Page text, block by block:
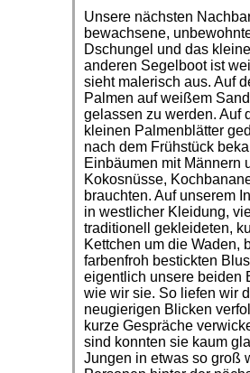
Unsere nächsten
bewachsene,
Dschungel und das
anderen Segelboot ist
sieht malerisch aus. Auf
Palmen auf weißem
gelassen zu werden. Auf
kleinen Palmenblätter
nach dem Frühstück
Einbäumen mit Männern
Kokosnüsse,
brauchten. Auf unserem
in westlicher Kleidung,
traditionell gekleideten,
Kettchen um die Waden,
farbenfroh bestickten
eigentlich unsere beiden
wie wir sie. So liefen wir
neugierigen Blicken
kurze Gespräche
sind konnten sie kaum
Jungen in etwas so groß